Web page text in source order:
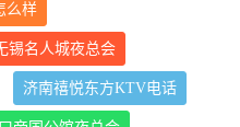
么样
锡名人城夜总会
济南禧悦东方KTV电话